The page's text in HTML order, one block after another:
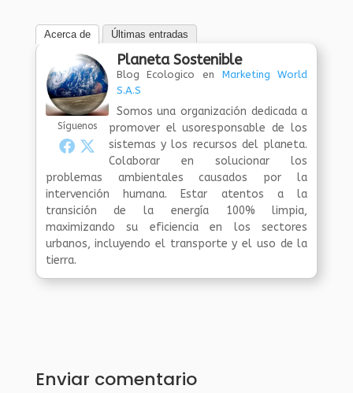
Acerca de Últimas entradas
Síguenos
Planeta Sostenible
Blog Ecologico en Marketing World
S.A.S
Somos una organización dedicada a
promover el usoresponsable de los
sistemas y los recursos del planeta.
Colaborar en solucionar los
problemas ambientales causados por la
intervención humana. Estar atentos a la
transición de la energía 100% limpia,
maximizando su eficiencia en los sectores
urbanos, incluyendo el transporte y el uso de la
tierra.
Enviar comentario